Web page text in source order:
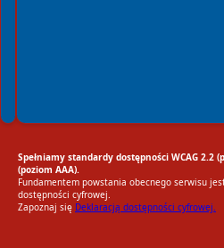
Spełniamy standardy dostępności WCAG 2.2
(poziom AAA).
Fundamentem powstania obecnego serwisu
dostępności cyfrowej.
Zapoznaj się Deklaracją dostępności cyfrowej.